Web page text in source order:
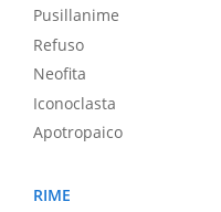
Pusillanime
Refuso
Neofita
Iconoclasta
Apotropaico
RIME